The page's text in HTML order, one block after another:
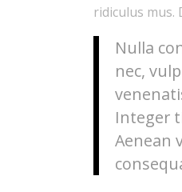
ridiculus mus.
Nulla
nec,
Integer
Aenean